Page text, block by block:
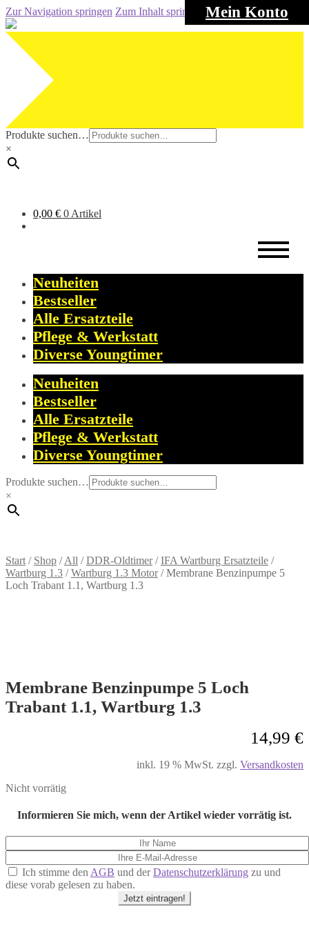
Mein Konto
Zur Navigation springen Zum Inhalt springen
Produkte suchen…
×
0,00 € 0 Artikel
Neuheiten
Bestseller
Alle Ersatzteile
Pflege & Werkstatt
Diverse Youngtimer
Neuheiten
Bestseller
Alle Ersatzteile
Pflege & Werkstatt
Diverse Youngtimer
Produkte suchen…
×
Start / Shop /All /DDR-Oldtimer/IFA Wartburg Ersatzteile /
Wartburg 1.3 /Wartburg 1.3 Motor/Membrane Benzinpumpe 5
Loch Trabant 1.1, Wartburg 1.3
Membrane Benzinpumpe 5 Loch
Trabant 1.1, Wartburg 1.3
14,99 €
inkl. 19 % MwSt. zzgl. Versandkosten
Nicht vorrätig
Informieren Sie mich, wenn der Artikel wieder vorrätig ist.
Ich stimme den AGB und derDatenschutzerklärung zu und
diese vorab gelesen zu haben.
Jetzt eintragen!